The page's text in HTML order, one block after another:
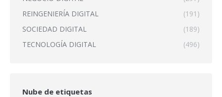
REINGENIERÍA DIGITAL
(191)
SOCIEDAD DIGITAL
(189)
TECNOLOGÍA DIGITAL
(496)
Nube de etiquetas